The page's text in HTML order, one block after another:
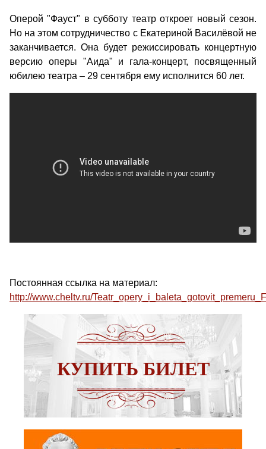
Оперой "Фауст" в субботу театр откроет новый сезон.
Но на этом сотрудничество с Екатериной Василёвой не
заканчивается. Она будет режиссировать концертную
версию оперы "Аида" и гала-концерт, посвященный
юбилею театра – 29 сентября ему исполнится 60 лет.
Постоянная ссылка на материал:
http://www.cheltv.ru/
КУПИТЬ БИЛЕТ